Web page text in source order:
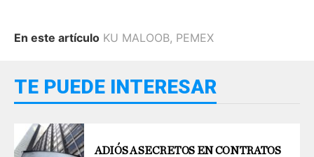
En este artículo KU MALOOB, PEMEX
TE PUEDE INTERESAR
ADIÓS A SECRETOS EN CONTRATOS